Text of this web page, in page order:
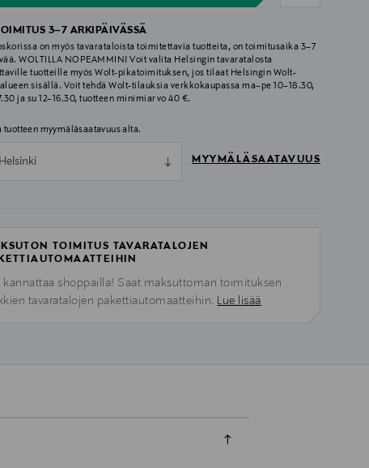
3–7 ARKIPÄIVÄSSÄ
on myös tavarataloista toimitettavia tuotteita, on toimitusaika 3–7
WOLTILLA NOPEAMMIN! Voit valita Helsingin tavaratalosta
tuotteille myös Wolt-pikatoimituksen, jos tilaat Helsingin Wolt-
sisällä. Voit tehdä Wolt-tilauksia verkkokaupassa ma–pe 10–18.30,
ja su 12–16.30, tuotteen minimiarvo 40 €.
tuotteen myymäläsaatavuus alta.
Helsinki MYYMÄLÄSAATAVUUS
TOIMITUS TAVARATALOJEN
kannattaa shoppailla! Saat maksuttoman toimituksen
tavaratalojen pakettiautomaatteihin. Lue lisää